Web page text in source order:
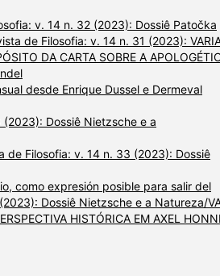
v. 14 n. 32 (2023): Dossiê Patočka
de Filosofia: v. 14 n. 31 (2023):
DA CARTA SOBRE A
desde Enrique Dussel e Dermeval
Dossiê Nietzsche e a
de Filosofia: v. 14 n. 33 (2023): Dossiê
como expresión posible para salir del
Dossiê Nietzsche e a Natureza/
HISTÓRICA EM AXEL